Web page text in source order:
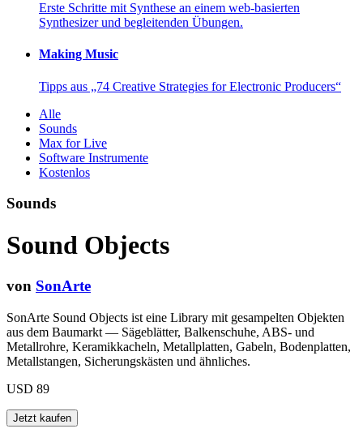
Erste Schritte mit Synthese an einem web-basierten
Synthesizer und begleitenden Übungen.
Making Music
Tipps aus „74 Creative Strategies for Electronic Producers“
Alle
Sounds
Max for Live
Software Instrumente
Kostenlos
Sounds
Sound Objects
von SonArte
SonArte Sound Objects ist eine Library mit gesampelten Objekten
aus dem Baumarkt — Sägeblätter, Balkenschuhe, ABS- und
Metallrohre, Keramikkacheln, Metallplatten, Gabeln, Bodenplatten,
Metallstangen, Sicherungskästen und ähnliches.
USD 89